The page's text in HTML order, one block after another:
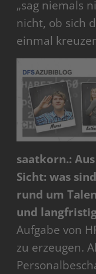
„sag niemals
nicht, ob sich
einmal
saatkorn.:
Sicht: was
rund um
und
Aufgabe von
zu erzeugen.